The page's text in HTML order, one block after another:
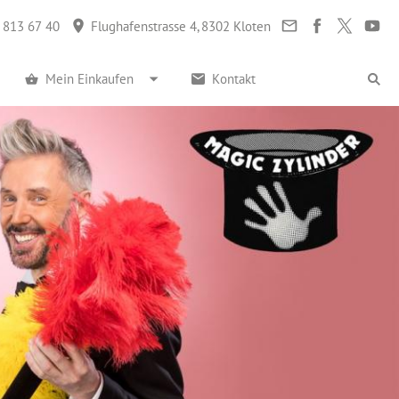
67 40 Flughafenstrasse 4, 8302 Kloten
Mein Einkaufen Kontakt